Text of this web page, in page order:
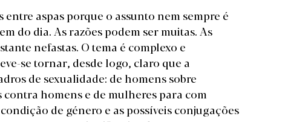
aspas porque o assunto nem sempre é
do dia. As razões podem ser muitas. As
nefastas. O tema é complexo e
se tornar, desde logo, claro que a
de sexualidade: de homens sobre
homens e de mulheres para com
de género e as possíveis conjugações